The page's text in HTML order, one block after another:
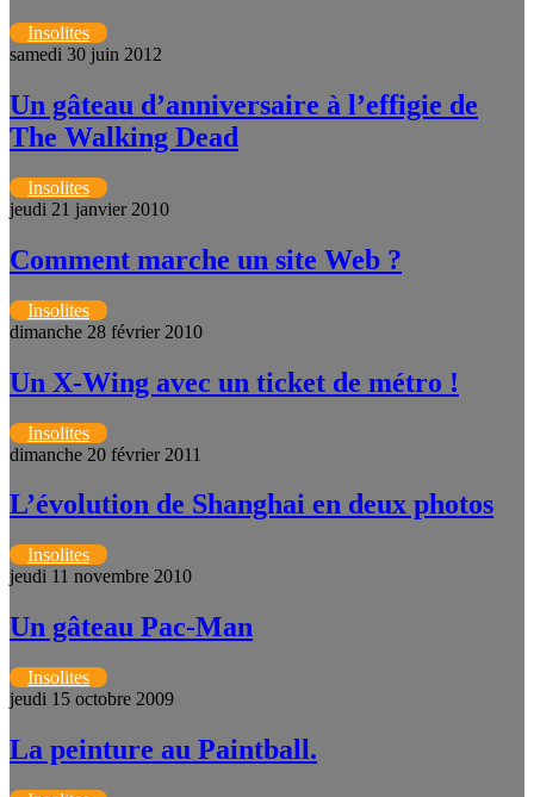
Insolites
samedi 30 juin 2012
Un gâteau d’anniversaire à l’effigie de
The Walking Dead
Insolites
jeudi 21 janvier 2010
Comment marche un site Web ?
Insolites
dimanche 28 février 2010
Un X-Wing avec un ticket de métro !
Insolites
dimanche 20 février 2011
L’évolution de Shanghai en deux photos
Insolites
jeudi 11 novembre 2010
Un gâteau Pac-Man
Insolites
jeudi 15 octobre 2009
La peinture au Paintball.